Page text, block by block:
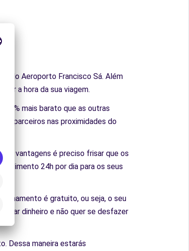
do Aeroporto Francisco Sá. Além
a hora da sua viagem.
mais barato que as outras
parceiros nas proximidades do
vantagens é preciso frisar que os
24h por dia para os seus
é gratuito, ou seja, o seu
dinheiro e não quer se desfazer
Dessa maneira estarás